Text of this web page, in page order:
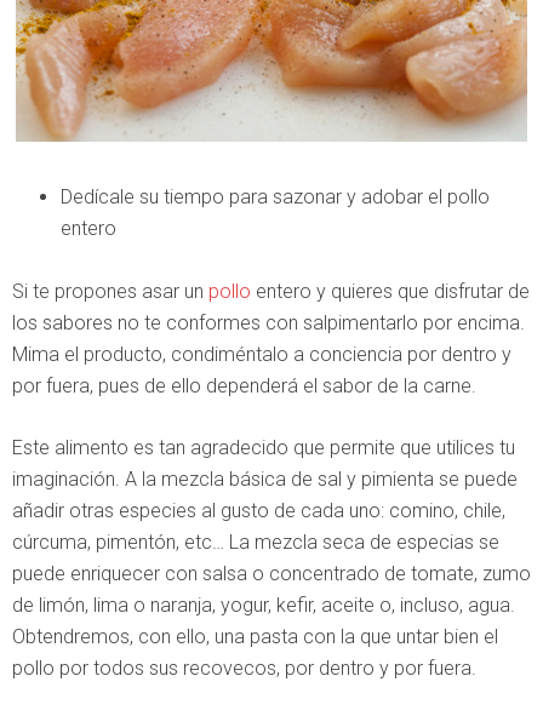
Dedícale su tiempo para sazonar y adobar el pollo
entero
Si te propones asar un pollo entero y quieres que disfrutar de
los sabores no te conformes con salpimentarlo por encima.
Mima el producto, condiméntalo a conciencia por dentro y
por fuera, pues de ello dependerá el sabor de la carne.
Este alimento es tan agradecido que permite que utilices tu
imaginación. A la mezcla básica de sal y pimienta se puede
añadir otras especies al gusto de cada uno: comino, chile,
cúrcuma, pimentón, etc… La mezcla seca de especias se
puede enriquecer con salsa o concentrado de tomate, zumo
de limón, lima o naranja, yogur, kefir, aceite o, incluso, agua.
Obtendremos, con ello, una pasta con la que untar bien el
pollo por todos sus recovecos, por dentro y por fuera.